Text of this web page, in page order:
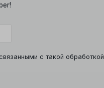
с такой обработкой